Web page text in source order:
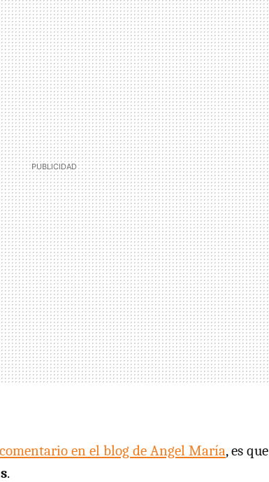
en el blog de Angel María, es que
.